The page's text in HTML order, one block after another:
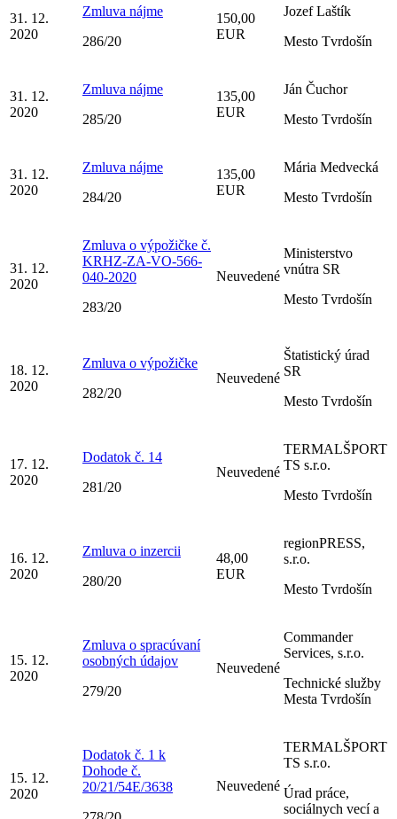
31. 12.
2020
Zmluva nájme
286/20
150,00
EUR
Jozef Laštík
Mesto Tvrdošín
31. 12.
2020
Zmluva nájme
285/20
135,00
EUR
Ján Čuchor
Mesto Tvrdošín
31. 12.
2020
Zmluva nájme
284/20
135,00
EUR
Mária Medvecká
Mesto Tvrdošín
31. 12.
2020
Zmluva o výpožičke č.
KRHZ-ZA-VO-566-
040-2020
283/20
Neuvedené
Ministerstvo
vnútra SR
Mesto Tvrdošín
18. 12.
2020
Zmluva o výpožičke
282/20
Neuvedené
Štatistický úrad
SR
Mesto Tvrdošín
17. 12.
2020
Dodatok č. 14
281/20
Neuvedené
TERMALŠPORT
TS s.r.o.
Mesto Tvrdošín
16. 12.
2020
Zmluva o inzercii
280/20
48,00
EUR
regionPRESS,
s.r.o.
Mesto Tvrdošín
15. 12.
2020
Zmluva o spracúvaní
osobných údajov
279/20
Neuvedené
Commander
Services, s.r.o.
Technické služby
Mesta Tvrdošín
15. 12.
2020
Dodatok č. 1 k
Dohode č.
20/21/54E/3638
Neuvedené
TERMALŠPORT
TS s.r.o.
Úrad práce,
sociálnych vecí a